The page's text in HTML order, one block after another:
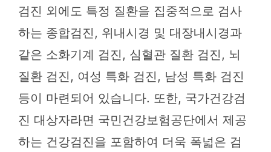
검진 외에도 특정 질환을 집중적으로 검사
하는 종합검진, 위내시경 및 대장내시경과
같은 소화기계 검진, 심혈관 질환 검진, 뇌
질환 검진, 여성 특화 검진, 남성 특화 검진
등이 마련되어 있습니다. 또한, 국가건강검
진 대상자라면 국민건강보험공단에서 제공
하는 건강검진을 포함하여 더욱 폭넓은 검